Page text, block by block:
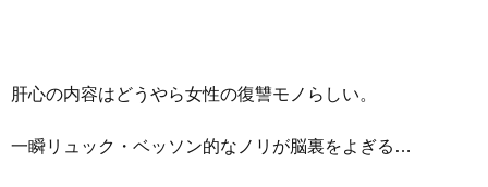
肝心の内容はどうやら女性の復讐モノらしい。
一瞬リュック・ベッソン的なノリが脳裏をよぎる…